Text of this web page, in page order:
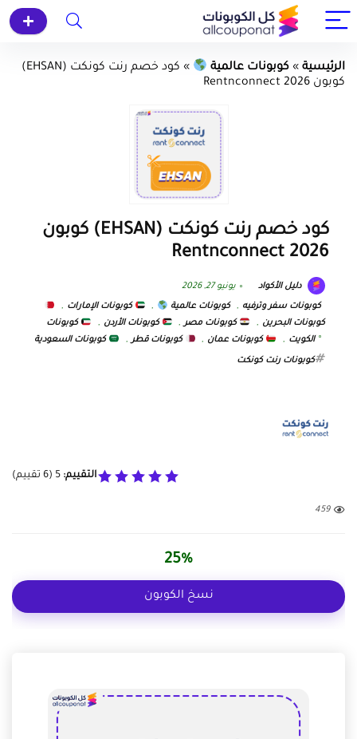
الرئيسية » كوبونات عالمية »
كود خصم رنت كونكت (EHSAN)
كوبون Rentnconnect 2026
كود خصم رنت كونكت (EHSAN) كوبون
Rentnconnect 2026
دليل الأكواد يونيو 27, 2026
كوبونات سفر وترفيه , كوبونات عالمية , كوبونات الإمارات ,
كوبونات البحرين , كوبونات مصر , كوبونات الأردن ,
كوبونات
الكويت , كوبونات عمان , كوبونات قطر , كوبونات السعودية
كوبونات رنت كونكت
التقييم: 5
(
6 تقييم)
459
25%
نسخ الكوبون